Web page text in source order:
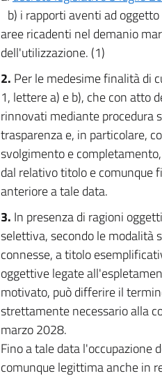
b) i rapporti aventi ad
aree ricadenti nel demanio
dell'utilizzazione. (1)
2. Per le medesime finalità di
1, lettere a) e b), che con atto
rinnovati mediante procedura
trasparenza e, in particolare,
svolgimento e
dal relativo titolo e comunque
anteriore a tale data.
3. In presenza di ragioni
selettiva, secondo le
connesse, a titolo
oggettive legate
motivato, può differire il
strettamente necessario alla
marzo 2028.
Fino a tale data l'occupazione
comunque legittima anche in